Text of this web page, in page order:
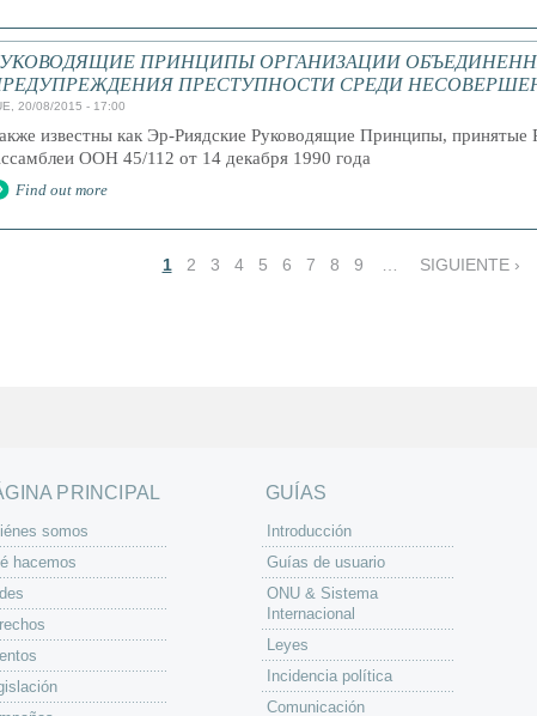
ПРИНЦИПЫ ОРГАНИЗАЦИИ
ПРЕСТУПНОСТИ СРЕДИ
20/08/2015 - 17:00
известны как Эр-Риядские Руководящие Принципы, принятые
ООН 45/112 от 14 декабря 1990 года
Find out more
1 2 3 4 5 6 7 8 9 SIGUIENTE ›
PRINCIPAL
somos
hacemos
GUÍAS
Introducción
Guías de usuario
ONU & Sistema
Internacional
Leyes
Incidencia política
Comunicación